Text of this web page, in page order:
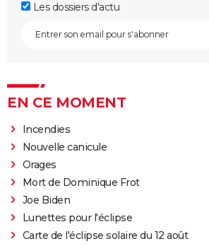
Les dossiers d'actu
EN CE MOMENT
Incendies
Nouvelle canicule
Orages
Mort de Dominique Frot
Joe Biden
Lunettes pour l'éclipse
Carte de l'éclipse solaire du 12 août